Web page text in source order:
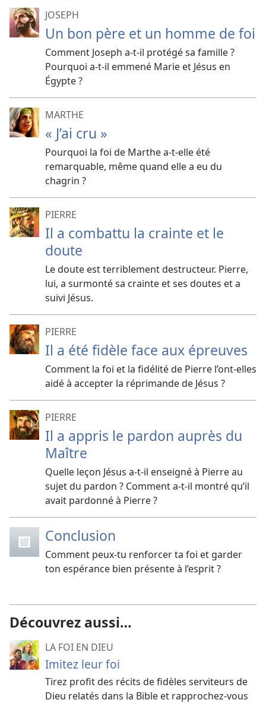
JOSEPH
Un bon père et un homme de foi
Comment Joseph a-t-il protégé sa famille ?
Pourquoi a-t-il emmené Marie et Jésus en
Égypte ?
MARTHE
« J’ai cru »
Pourquoi la foi de Marthe a-t-elle été
remarquable, même quand elle a eu du
chagrin ?
PIERRE
Il a combattu la crainte et le
doute
Le doute est terriblement destructeur. Pierre,
lui, a surmonté sa crainte et ses doutes et a
suivi Jésus.
PIERRE
Il a été fidèle face aux épreuves
Comment la foi et la fidélité de Pierre l’ont-elles
aidé à accepter la réprimande de Jésus ?
PIERRE
Il a appris le pardon auprès du
Maître
Quelle leçon Jésus a-t-il enseigné à Pierre au
sujet du pardon ? Comment a-t-il montré qu’il
avait pardonné à Pierre ?
Conclusion
Comment peux-tu renforcer ta foi et garder
ton espérance bien présente à l’esprit ?
Découvrez aussi…
LA FOI EN DIEU
Imitez leur foi
Tirez profit des récits de fidèles serviteurs de
Dieu relatés dans la Bible et rapprochez-​vous